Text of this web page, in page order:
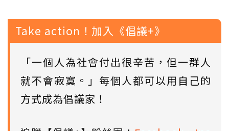
Take action！加入《倡議+》
「一個人為社會付出很辛苦，但一群人
就不會寂寞。」每個人都可以用自己的
方式成為倡議家！